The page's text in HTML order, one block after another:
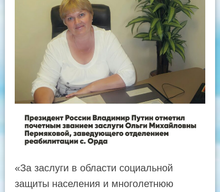
«За заслуги в области социальной
защиты населения и многолетнюю